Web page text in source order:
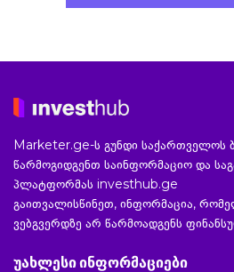
Marketer.ge-ს გუნდი საქართველოს
წარმოგიდგენთ საინფორმაციო და
პლატფორმას investhub.ge
გაითვალისწინეთ, ინფორმაცია,
ვებგვერდზე არ წარმოადგენს
უახლესი ინფორმაციები